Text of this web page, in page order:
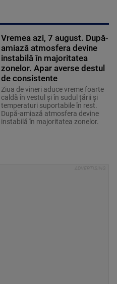
Vremea azi, 7 august. După-
amiază atmosfera devine
instabilă în majoritatea
zonelor. Apar averse destul
de consistente
Ziua de vineri aduce vreme foarte
caldă în vestul și în sudul țării și
temperaturi suportabile în rest.
După-amiază atmosfera devine
instabilă în majoritatea zonelor.